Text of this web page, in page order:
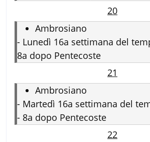
20
Ambrosiano
- Lunedì 16a settimana del
8a dopo Pentecoste
21
Ambrosiano
- Martedì 16a settimana del
- 8a dopo Pentecoste
22